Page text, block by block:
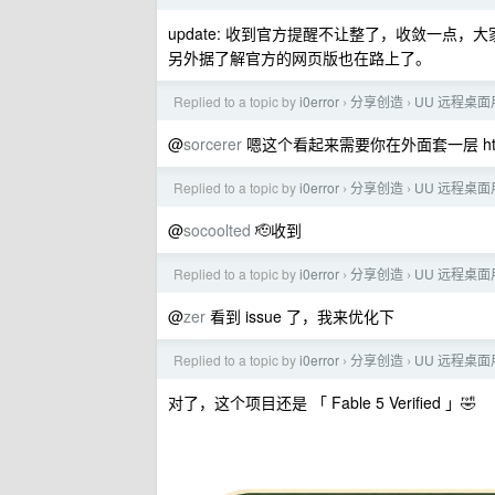
update: 收到官方提醒不让整了，收敛一点，
另外据了解官方的网页版也在路上了。
Replied to a topic byi0error › 分享创造 › UU 远程桌
@sorcerer 嗯这个看起来需要你在外面套一层
Replied to a topic byi0error › 分享创造 › UU 远程桌
@socoolted 🫡收到
Replied to a topic byi0error › 分享创造 › UU 远程桌
@zer 看到 issue 了，我来优化下
Replied to a topic byi0error › 分享创造 › UU 远程桌
对了，这个项目还是 「 Fable 5 Verified 」🤣